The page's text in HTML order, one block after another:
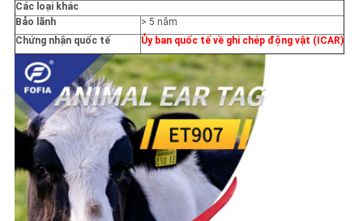
Các loại khác
Bảo lãnh
> 5 năm
Chứng nhận quốc tế
Ủy ban quốc tế về ghi chép động vật (ICAR)